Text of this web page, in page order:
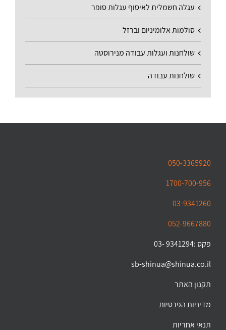
עגלה חשמלית לאיסוף עגלות סופר
סולמות אלומיניום וברזל
שולחנות ועגלות עבודה מנירוסטה
שולחנות עבודה
050-3365920
1700-700-956
03-9341260
052-9667880
פקס :9341294 -03
sb-shinua@shinua.co.il
תקנון האתר
מדיניות הפרטיות
תנאי אחריות